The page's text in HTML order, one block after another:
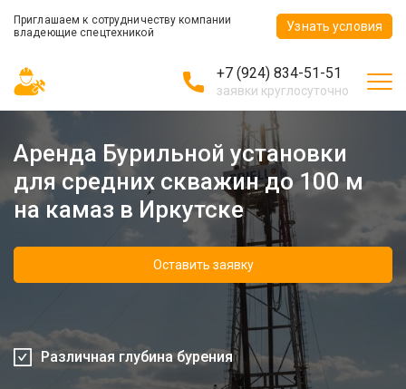
Приглашаем к сотрудничеству компании
владеющие спецтехникой
Узнать условия
+7 (924) 834-51-51
заявки круглосуточно
Аренда Бурильной установки
для средних скважин до 100 м
на камаз в Иркутске
Оставить заявку
Различная глубина бурения